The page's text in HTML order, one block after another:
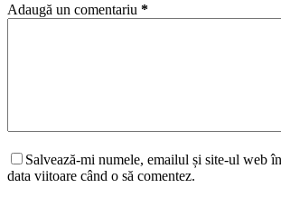
Adaugă un comentariu *
Salvează-mi numele, emailul și site-ul web
data viitoare când o să comentez.